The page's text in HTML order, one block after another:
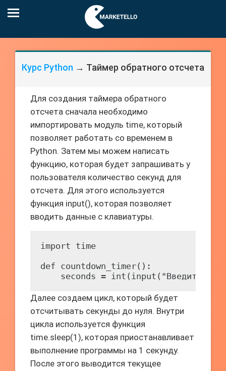
Курс Python → Таймер обратного отсчета
Для создания таймера обратного
отсчета сначала необходимо
импортировать модуль time, который
позволяет работать со временем в
Python. Затем мы можем написать
функцию, которая будет запрашивать у
пользователя количество секунд для
отсчета. Для этого используется
функция input(), которая позволяет
вводить данные с клавиатуры.
import time
def countdown_timer():
seconds = int(input("Введите
Далее создаем цикл, который будет
отсчитывать секунды до нуля. Внутри
цикла используется функция
time.sleep(1), которая приостанавливает
выполнение программы на 1 секунду.
После этого выводится текущее